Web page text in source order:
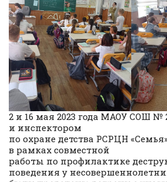
2 и 16 мая 2023 года МАОУ СОШ №
и инспектором
по охране детства РСРЦН
в рамках совместной
работы по профилактике
поведения у